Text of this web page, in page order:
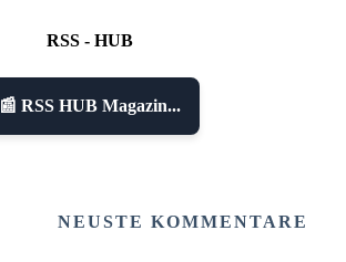
RSS - HUB
📰 RSS HUB Magazin...
NEUSTE KOMMENTARE